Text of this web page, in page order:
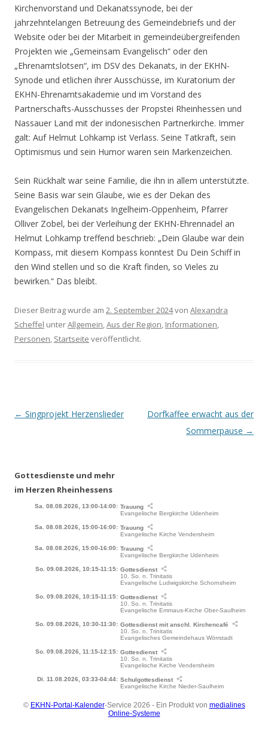
Kirchenvorstand und Dekanatssynode, bei der
jahrzehntelangen Betreuung des Gemeindebriefs und der
Website oder bei der Mitarbeit in gemeindeübergreifenden
Projekten wie „Gemeinsam Evangelisch“ oder den
„Ehrenamtslotsen“, im DSV des Dekanats, in der EKHN-
Synode und etlichen ihrer Ausschüsse, im Kuratorium der
EKHN-Ehrenamtsakademie und im Vorstand des
Partnerschafts-Ausschusses der Propstei Rheinhessen und
Nassauer Land mit der indonesischen Partnerkirche. Immer
galt: Auf Helmut Lohkamp ist Verlass. Seine Tatkraft, sein
Optimismus und sein Humor waren sein Markenzeichen.
Sein Rückhalt war seine Familie, die ihn in allem unterstützte.
Seine Basis war sein Glaube, wie es der Dekan des
Evangelischen Dekanats Ingelheim-Oppenheim, Pfarrer
Olliver Zobel, bei der Verleihung der EKHN-Ehrennadel an
Helmut Lohkamp treffend beschrieb: „Dein Glaube war dein
Kompass, mit diesem Kompass konntest Du Dein Schiff in
den Wind stellen und so die Kraft finden, so Vieles zu
bewirken.“ Das bleibt.
Dieser Beitrag wurde am 2. September 2024von Alexandra
Scheffel unterAllgemein,Aus der Region, Informationen,
Personen, Startseite veröffentlicht.
Beitrags-
← Singprojekt Herzenslieder
Dorfkaffee erwacht aus der
Sommerpause →
Gottesdienste und mehr
im Herzen Rheinhessens